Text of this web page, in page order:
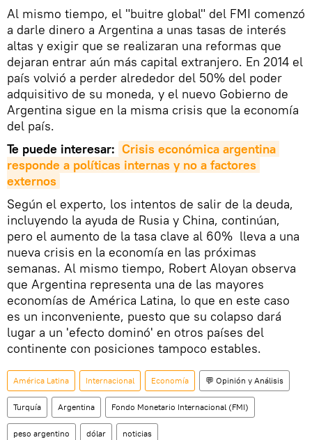
Al mismo tiempo, el "buitre global" del FMI comenzó
a darle dinero a Argentina a unas tasas de interés
altas y exigir que se realizaran una reformas que
dejaran entrar aún más capital extranjero. En 2014 el
país volvió a perder alrededor del 50% del poder
adquisitivo de su moneda, y el nuevo Gobierno de
Argentina sigue en la misma crisis que la economía
del país.
Te puede interesar: Crisis económica argentina
responde a políticas internas y no a factores
externos
Según el experto, los intentos de salir de la deuda,
incluyendo la ayuda de Rusia y China, continúan,
pero el aumento de la tasa clave al 60% lleva a una
nueva crisis en la economía en las próximas
semanas. Al mismo tiempo, Robert Aloyan observa
que Argentina representa una de las mayores
economías de América Latina, lo que en este caso
es un inconveniente, puesto que su colapso dará
lugar a un 'efecto dominó' en otros países del
continente con posiciones tampoco estables.
América Latina Internacional Economía 💬 Opinión y Análisis
Turquía Argentina Fondo Monetario Internacional (FMI)
peso argentino dólar noticias